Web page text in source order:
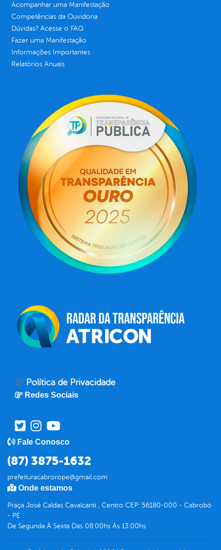
Acompanhar uma Manifestação
Competências da Ouvidoria
Dúvidas? Acesse o FAQ
Fazer uma Manifestação
Informações Importantes
Relatórios Anuais
Política de Privacidade
Redes Sociais
Fale Conosco
(87) 3875-1632
prefeituracabrorope@gmail.com
Onde estamos
Praça José Caldas Cavalcanti , Centro CEP: 56180-000 - Cabrobó
- PE
De Segunda À Sexta Das 08:00hs Às 13:00hs